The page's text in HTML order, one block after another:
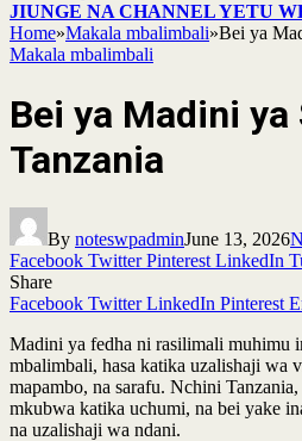
JIUNGE NA CHANNEL YETU
Home»Makala mbalimbali»Bei ya
Makala mbalimbali
Bei ya Madini ya
Tanzania
By noteswpadminJune 13, 2026
Facebook Twitter Pinterest LinkedIn
Share
Facebook Twitter LinkedIn Pinterest
Madini ya fedha ni rasilimali muhimu
mbalimbali, hasa katika uzalishaji wa
mapambo, na sarafu. Nchini
mkubwa katika uchumi, na bei yake
na uzalishaji wa ndani.